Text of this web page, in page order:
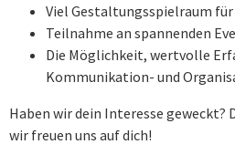
Viel Gestaltungsspielraum für
Teilnahme an spannenden
Die Möglichkeit, wertvolle
Kommunikation- und
Haben wir dein Interesse geweckt?
wir freuen uns auf dich!